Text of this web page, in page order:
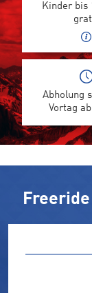
Kinder bis
Abholung
Vortag